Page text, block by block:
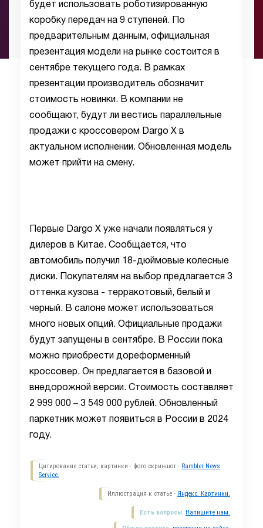
будет использовать роботизированную
коробку передач на 9 ступеней. По
предварительным данным, официальная
презентация модели на рынке состоится в
сентябре текущего года. В рамках
презентации производитель обозначит
стоимость новинки. В компании не
сообщают, будут ли вестись параллельные
продажи с кроссовером Dargo X в
актуальном исполнении. Обновленная модель
может прийти на смену.
Первые Dargo X уже начали появляться у
дилеров в Китае. Сообщается, что
автомобиль получил 18-дюймовые колесные
диски. Покупателям на выбор предлагается 3
оттенка кузова - терракотовый, белый и
черный. В салоне может использоваться
много новых опций. Официальные продажи
будут запущены в сентябре. В России пока
можно приобрести дореформенный
кроссовер. Он предлагается в базовой и
внедорожной версии. Стоимость составляет
2 999 000 – 3 549 000 рублей. Обновленный
паркетник может появиться в России в 2024
году.
Цитирование статьи, картинки - фото скриншот - Rambler News
Service.
Иллюстрация к статье - Яндекс. Картинки.
Есть вопросы. Напишите нам.